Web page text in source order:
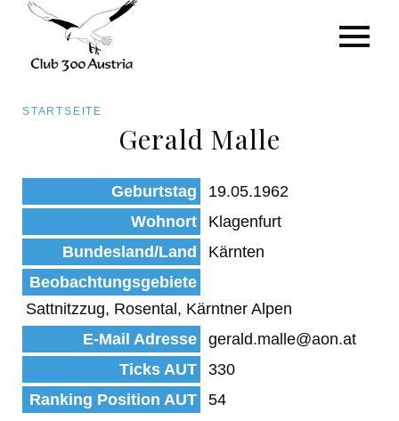
zum
Inhalt
Pfadnavigation
STARTSEITE
Gerald Malle
Geburtstag
19.05.1962
Wohnort
Klagenfurt
Bundesland/Land
Kärnten
Beobachtungsgebiete
Sattnitzzug, Rosental, Kärntner Alpen
E-Mail Adresse
gerald.malle@aon.at
Ticks AUT
330
Ranking Position AUT
54
Art/Species
Status
Kategorie für die Österreich-Liste
Beobachtungen